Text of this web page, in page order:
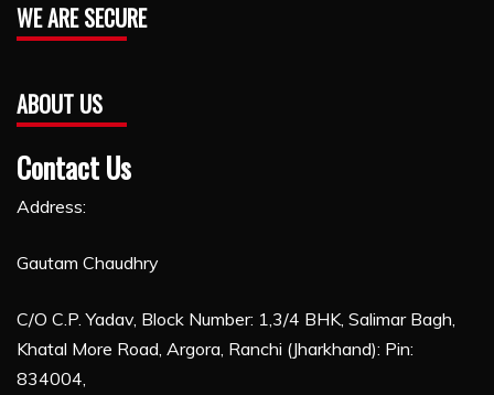
WE ARE SECURE
ABOUT US
Contact Us
Address:
Gautam Chaudhry
C/O C.P. Yadav, Block Number: 1,3/4 BHK, Salimar Bagh,
Khatal More Road, Argora, Ranchi (Jharkhand): Pin:
834004,